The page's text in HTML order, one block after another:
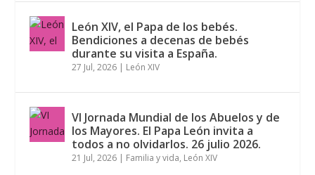
VACACIONES 2026 EN FAMILIA Y CON LEÓN
XIV: DESCANS...
TODO SE MULTIPLICA. 18º DOMINGO DEL
TIEMPO ORDINAR...
LAS ZONAS DONDE MEJOR PODRÁS VER EL
ECLIPSE SOLAR ...
IGNACIO DE LOYOLA, EL SANTO QUE FUNDÓ
UN CARISMA P...
ARS MUSEORUM, LA RUTA DE LOS TEMPLOS
BURGALESES. 1...
JUBILEO DE LOS MISIONEROS DIGITALES: “AHÍ
HAY UNA ...
León XIV, el Papa de los bebés.
Bendiciones a decenas de bebés
durante su visita a España.
27 Jul, 2026 | León XIV
VI Jornada Mundial de los Abuelos y de
los Mayores. El Papa León invita a
todos a no olvidarlos. 26 julio 2026.
21 Jul, 2026 | Familia y vida, León XIV